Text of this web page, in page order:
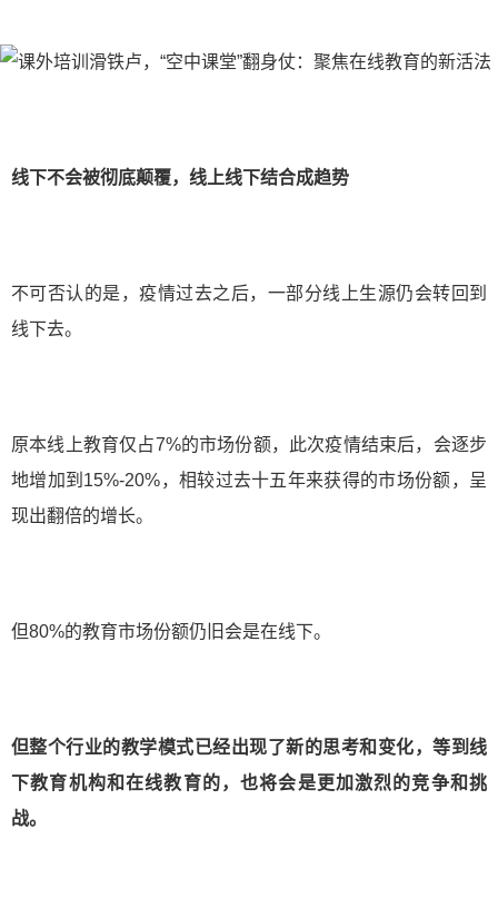
线下不会被彻底颠覆，线上线下结合成趋势
不可否认的是，疫情过去之后，一部分线上生源仍会转回到
线下去。
原本线上教育仅占7%的市场份额，此次疫情结束后，会逐步
地增加到15%-20%，相较过去十五年来获得的市场份额，呈
现出翻倍的增长。
但80%的教育市场份额仍旧会是在线下。
但整个行业的教学模式已经出现了新的思考和变化，等到线
下教育机构和在线教育的，也将会是更加激烈的竞争和挑
战。